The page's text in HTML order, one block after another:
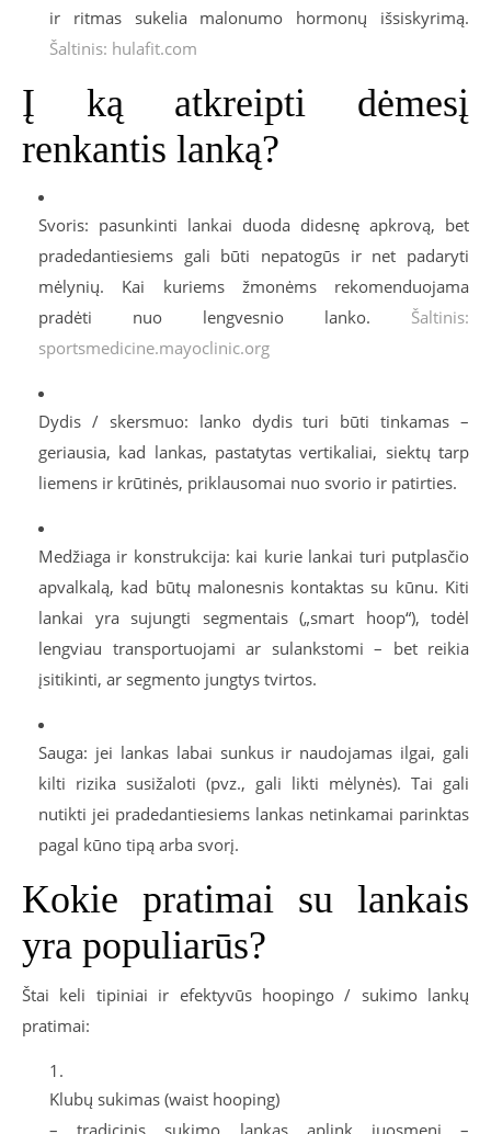
ir ritmas sukelia malonumo hormonų išsiskyrimą.
Šaltinis: hulafit.com
Į ką atkreipti dėmesį
renkantis lanką?
Svoris: pasunkinti lankai duoda didesnę apkrovą, bet
pradedantiesiems gali būti nepatogūs ir net padaryti
mėlynių. Kai kuriems žmonėms rekomenduojama
pradėti nuo lengvesnio lanko. Šaltinis:
sportsmedicine.mayoclinic.org
Dydis / skersmuo: lanko dydis turi būti tinkamas –
geriausia, kad lankas, pastatytas vertikaliai, siektų tarp
liemens ir krūtinės, priklausomai nuo svorio ir patirties.
Medžiaga ir konstrukcija: kai kurie lankai turi putplasčio
apvalkalą, kad būtų malonesnis kontaktas su kūnu. Kiti
lankai yra sujungti segmentais („smart hoop“), todėl
lengviau transportuojami ar sulankstomi – bet reikia
įsitikinti, ar segmento jungtys tvirtos.
Sauga: jei lankas labai sunkus ir naudojamas ilgai, gali
kilti rizika susižaloti (pvz., gali likti mėlynės). Tai gali
nutikti jei pradedantiesiems lankas netinkamai parinktas
pagal kūno tipą arba svorį.
Kokie pratimai su lankais
yra populiarūs?
Štai keli tipiniai ir efektyvūs hoopingo / sukimo lankų
pratimai:
Klubų sukimas (waist hooping)